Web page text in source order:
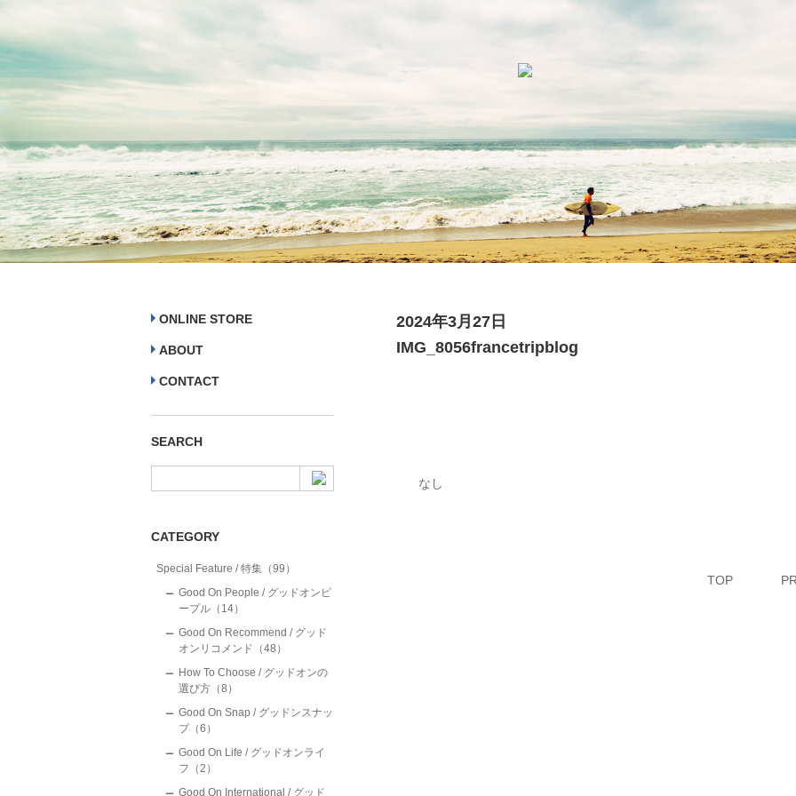
ONLINE STORE
ABOUT
CONTACT
SEARCH
CATEGORY
Special Feature / 特集（99）
Good On People / グッドオンピ
ープル（14）
Good On Recommend / グッド
オンリコメンド（48）
How To Choose / グッドオンの
選び方（8）
Good On Snap / グッドンスナッ
プ（6）
Good On Life / グッドオンライ
フ（2）
Good On International / グッド
2024年3月27日
IMG_8056francetripblog
なし
TOP